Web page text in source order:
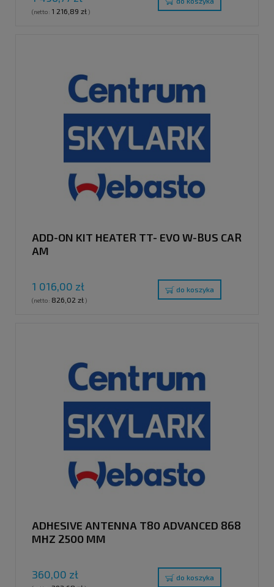
(netto: 1 216,89 zł)
ADD-ON KIT HEATER TT- EVO W-BUS CAR
AM
1 016,00 zł
(netto: 826,02 zł)
do koszyka
ADHESIVE ANTENNA T80 ADVANCED 868
MHZ 2500 MM
360,00 zł do koszyka